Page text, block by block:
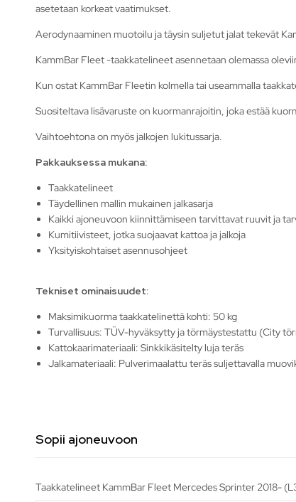
asetetaan korkeat vaatimukset.
Aerodynaaminen muotoilu ja täysin suljetut jalat tekevät
KammBar Fleet -taakkatelineet asennetaan olemassa
Kun ostat KammBar Fleetin kolmella tai useammalla
Suositeltava lisävaruste on kuormanrajoitin, joka estää
Vaihtoehtona on myös jalkojen lukitussarja.
Pakkauksessa mukana:
Taakkatelineet
Täydellinen mallin mukainen jalkasarja
Kaikki ajoneuvoon kiinnittämiseen tarvittavat ruuvit ja
Kumitiivisteet, jotka suojaavat kattoa ja jalkoja
Yksityiskohtaiset asennusohjeet
Tekniset ominaisuudet:
Maksimikuorma taakkatelinettä kohti: 50 kg
Turvallisuus: TÜV-hyväksytty ja törmäystestattu (City
Kattokaarimateriaali: Sinkkikäsitelty luja teräs
Jalkamateriaali: Pulverimaalattu teräs suljettavalla
Sopii ajoneuvoon
Taakkatelineet KammBar Fleet Mercedes Sprinter 2018-